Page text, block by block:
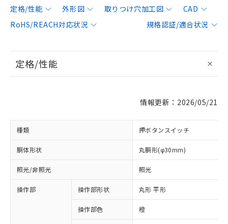
定格/性能 外形図 取りつけ穴加工図
CAD
RoHS/REACH対応状況
規格認証/適合状況
定格/性能
情報更新：2026/05/21
種類 押ボタンスイッチ
胴体形状 丸胴形(φ30mm)
照光/非照光 照光
操作部 操作部形状 丸形 平形
操作部色 橙